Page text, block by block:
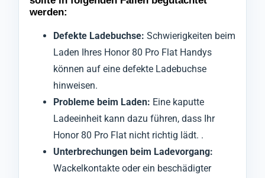
werden:
Defekte Ladebuchse: Schwierigkeiten beim
Laden Ihres Honor 80 Pro Flat Handys
können auf eine defekte Ladebuchse
hinweisen.
Probleme beim Laden: Eine kaputte
Ladeeinheit kann dazu führen, dass Ihr
Honor 80 Pro Flat nicht richtig lädt. .
Unterbrechungen beim Ladevorgang:
Wackelkontakte oder ein beschädigter